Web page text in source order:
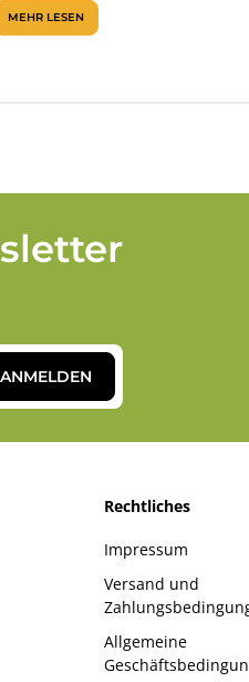
MEHR LESEN
ANMELDEN
Rechtliches
Impressum
Versand und
Allgemeine